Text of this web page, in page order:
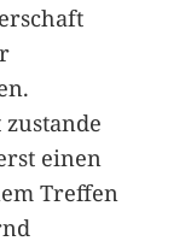
einen
Treffen